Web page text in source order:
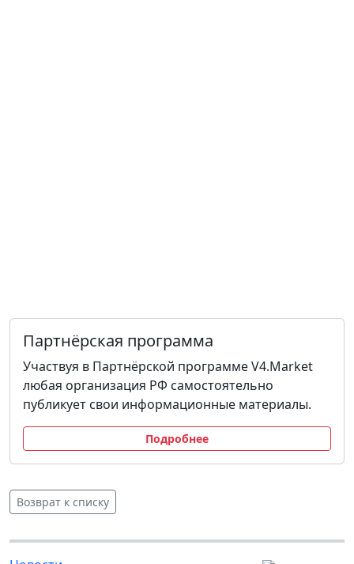
Партнёрская программа
Участвуя в Партнёрской программе V4.Market
любая организация РФ самостоятельно
публикует свои информационные материалы.
Подробнее
Возврат к списку